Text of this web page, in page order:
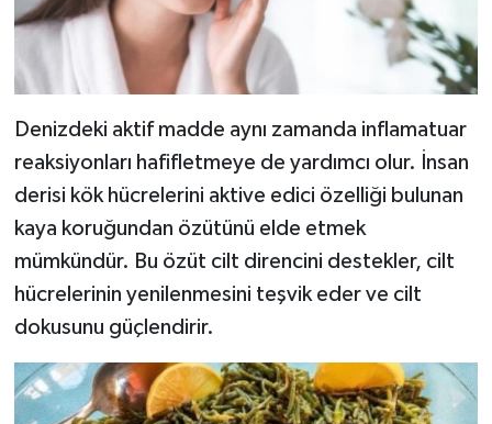
Denizdeki aktif madde aynı zamanda inflamatuar
reaksiyonları hafifletmeye de yardımcı olur. İnsan
derisi kök hücrelerini aktive edici özelliği bulunan
kaya koruğundan özütünü elde etmek
mümkündür. Bu özüt cilt direncini destekler, cilt
hücrelerinin yenilenmesini teşvik eder ve cilt
dokusunu güçlendirir.